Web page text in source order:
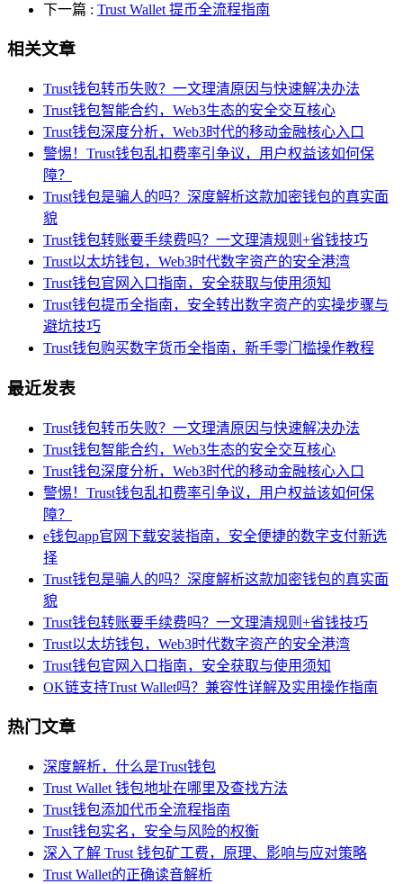
下一篇 : Trust Wallet 提币全流程指南
相关文章
Trust钱包转币失败？一文理清原因与快速解决办法
Trust钱包智能合约，Web3生态的安全交互核心
Trust钱包深度分析，Web3时代的移动金融核心入口
警惕！Trust钱包乱扣费率引争议，用户权益该如何保
障？
Trust钱包是骗人的吗？深度解析这款加密钱包的真实面
貌
Trust钱包转账要手续费吗？一文理清规则+省钱技巧
Trust以太坊钱包，Web3时代数字资产的安全港湾
Trust钱包官网入口指南，安全获取与使用须知
Trust钱包提币全指南，安全转出数字资产的实操步骤与
避坑技巧
Trust钱包购买数字货币全指南，新手零门槛操作教程
最近发表
Trust钱包转币失败？一文理清原因与快速解决办法
Trust钱包智能合约，Web3生态的安全交互核心
Trust钱包深度分析，Web3时代的移动金融核心入口
警惕！Trust钱包乱扣费率引争议，用户权益该如何保
障？
e钱包app官网下载安装指南，安全便捷的数字支付新选
择
Trust钱包是骗人的吗？深度解析这款加密钱包的真实面
貌
Trust钱包转账要手续费吗？一文理清规则+省钱技巧
Trust以太坊钱包，Web3时代数字资产的安全港湾
Trust钱包官网入口指南，安全获取与使用须知
OK链支持Trust Wallet吗？兼容性详解及实用操作指南
热门文章
深度解析，什么是Trust钱包
Trust Wallet 钱包地址在哪里及查找方法
Trust钱包添加代币全流程指南
Trust钱包实名，安全与风险的权衡
深入了解 Trust 钱包矿工费，原理、影响与应对策略
Trust Wallet的正确读音解析